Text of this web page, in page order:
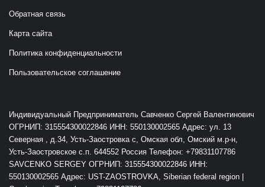
Обратная связь
Карта сайта
Политика конфиденциальности
Пользовательское соглашение
Индивидуальный Предприниматель Савченко Сергей Валентинович
ОГРНИП: 315554300022846 ИНН: 550130002565 Адрес: ул. 13
Северная , д.34, Усть-Заостровка с, Омская обл, Омский м.р-н,
Усть-Заостровское с.п. 644552 Россия Телефон: +79831107786
SAVCENKO SERGEY ОГРНИП: 315554300022846 ИНН:
550130002565 Адрес: UST-ZAOSTROVKA, Siberian federal region |